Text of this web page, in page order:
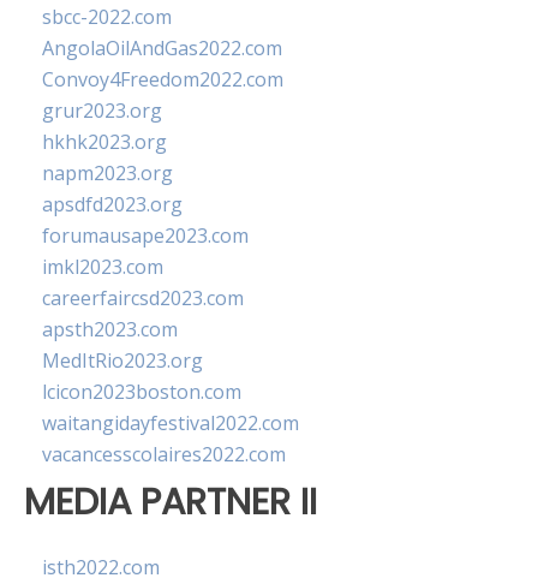
sbcc-2022.com
AngolaOilAndGas2022.com
Convoy4Freedom2022.com
grur2023.org
hkhk2023.org
napm2023.org
apsdfd2023.org
forumausape2023.com
imkl2023.com
careerfaircsd2023.com
apsth2023.com
MedItRio2023.org
lcicon2023boston.com
waitangidayfestival2022.com
vacancesscolaires2022.com
MEDIA PARTNER II
isth2022.com